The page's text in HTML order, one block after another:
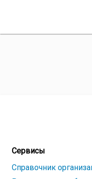
Сервисы
Справочник